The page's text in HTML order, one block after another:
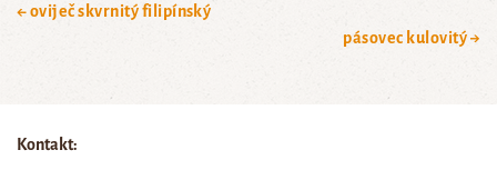
← oviječ skvrnitý filipínský
pásovec kulovitý →
Kontakt: